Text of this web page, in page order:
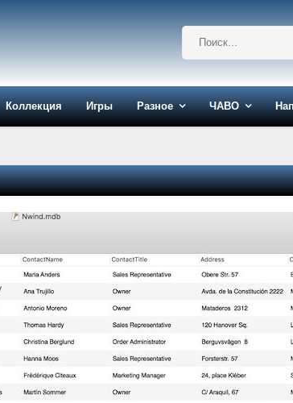
Коллекция Игры Разное ЧАВО